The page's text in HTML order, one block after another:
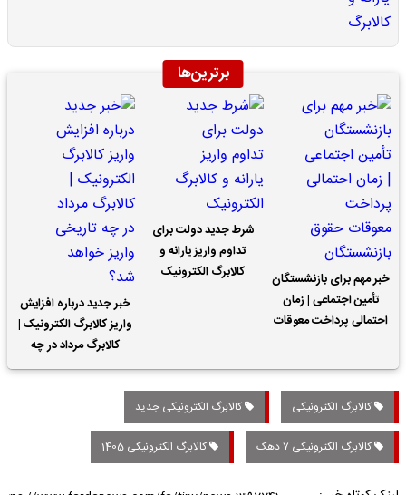
برترین‌ها
خبر مهم برای بازنشستگان
تأمین اجتماعی | زمان
احتمالی پرداخت معوقات
شرط جدید دولت برای
تداوم واریز یارانه و
کالابرگ الکترونیک
خبر جدید درباره افزایش
واریز کالابرگ الکترونیک |
کالابرگ مرداد در چه
تاریخی واریز خواهد شد؟
کالابرگ الکترونیکی کالابرگ الکترونیکی جدید
کالابرگ الکترونیکی ۷ دهک کالابرگ الکترونیکی 1405